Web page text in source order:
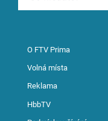
O FTV Prima
Volná místa
Reklama
HbbTV